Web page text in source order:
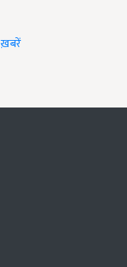
ख़बरें